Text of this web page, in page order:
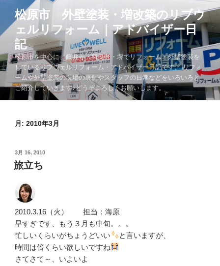
テ
ツ
へ
キ
ッ
松原市 外壁塗装・増改築のリブウ
ェルリフォーム｜アドバイザー日
記
松原市を中心に、藤井寺・羽曳野・堺でリフォーム・外壁塗装を
しているリブウェルリフォーム・アドバイザー日記です。 リフォ
ームや外壁塗装の現場の裏側やスタッフの日常などをいろいろと
ご紹介していきます♪どうぞよろしくお願いします。
月: 2010年3月
投
稿
日:
3月 16, 2010
旅立ち
2010.3.16（火） 担当：海原
早すぎです、もう３月も中旬。。。
忙しいくらいがちょうどいい
と言いますが、
時間は倍くらい欲しいですね
さてさて～、いよいよ